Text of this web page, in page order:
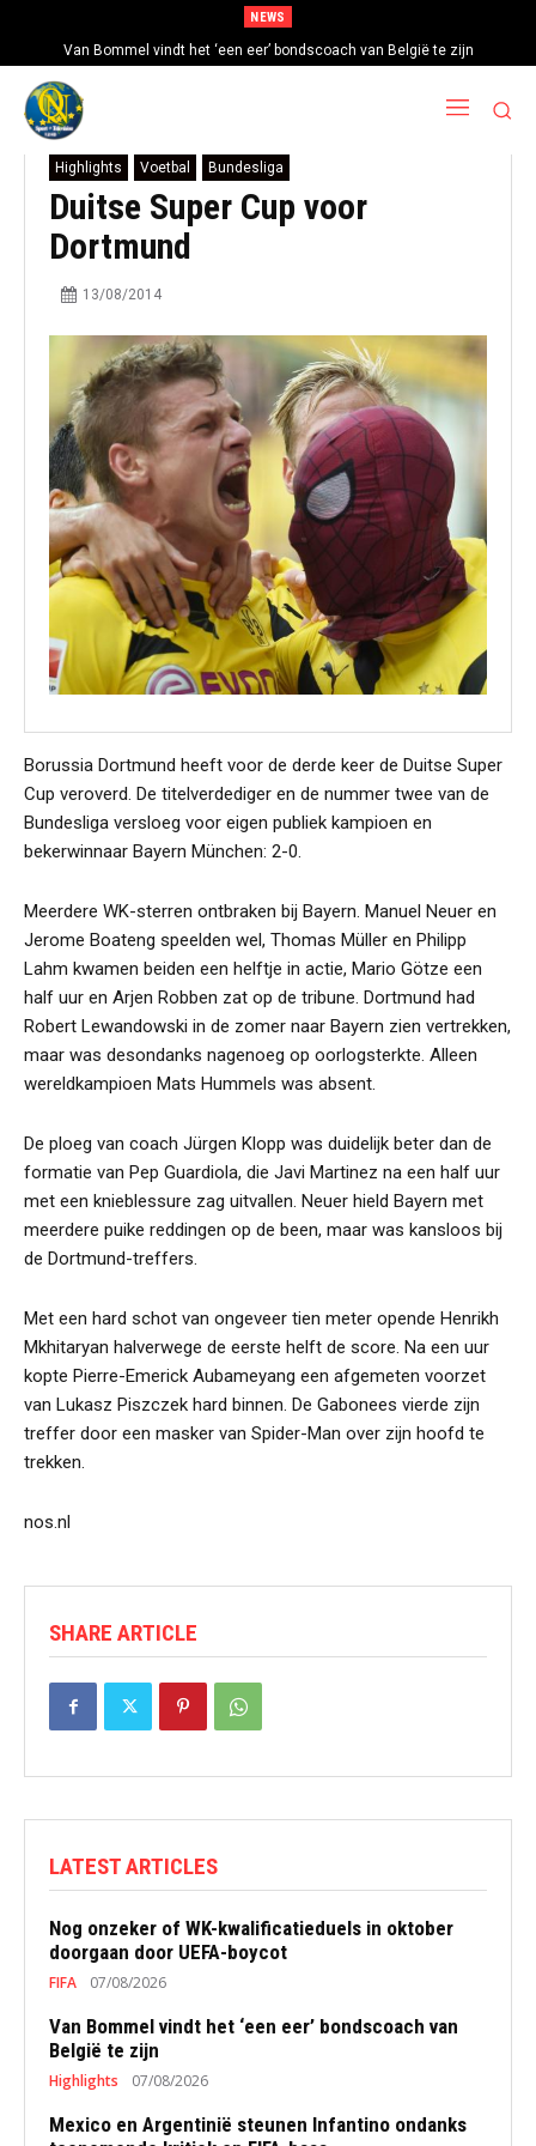
NEWS
Van Bommel vindt het ‘een eer’ bondscoach van België te zijn
Highlights Voetbal Bundesliga
Duitse Super Cup voor
Dortmund
13/08/2014
Borussia Dortmund heeft voor de derde keer de Duitse Super
Cup veroverd. De titelverdediger en de nummer twee van de
Bundesliga versloeg voor eigen publiek kampioen en
bekerwinnaar Bayern München: 2-0.
Meerdere WK-sterren ontbraken bij Bayern. Manuel Neuer en
Jerome Boateng speelden wel, Thomas Müller en Philipp
Lahm kwamen beiden een helftje in actie, Mario Götze een
half uur en Arjen Robben zat op de tribune. Dortmund had
Robert Lewandowski in de zomer naar Bayern zien vertrekken,
maar was desondanks nagenoeg op oorlogsterkte. Alleen
wereldkampioen Mats Hummels was absent.
De ploeg van coach Jürgen Klopp was duidelijk beter dan de
formatie van Pep Guardiola, die Javi Martinez na een half uur
met een knieblessure zag uitvallen. Neuer hield Bayern met
meerdere puike reddingen op de been, maar was kansloos bij
de Dortmund-treffers.
Met een hard schot van ongeveer tien meter opende Henrikh
Mkhitaryan halverwege de eerste helft de score. Na een uur
kopte Pierre-Emerick Aubameyang een afgemeten voorzet
van Lukasz Piszczek hard binnen. De Gabonees vierde zijn
treffer door een masker van Spider-Man over zijn hoofd te
trekken.
nos.nl
SHARE ARTICLE
LATEST ARTICLES
Nog onzeker of WK-kwalificatieduels in oktober
doorgaan door UEFA-boycot
FIFA 07/08/2026
Van Bommel vindt het ‘een eer’ bondscoach van
België te zijn
Highlights 07/08/2026
Mexico en Argentinië steunen Infantino ondanks